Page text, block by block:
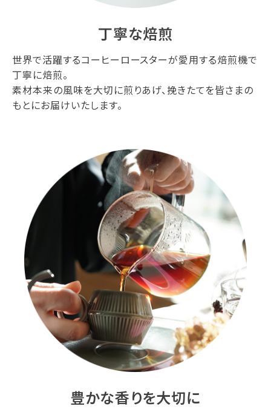
丁寧な焙煎
世界で活躍するコーヒーロースターが愛用する焙煎機で
丁寧に焙煎。
素材本来の風味を大切に煎りあげ、挽きたてを皆さまの
もとにお届けいたします。
豊かな香りを大切に